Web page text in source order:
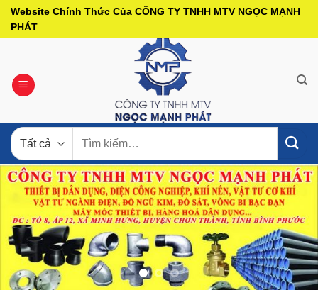
Bỏ
qua
Website Chính Thức Của CÔNG TY TNHH MTV NGỌC MẠNH
PHÁT
kiếm: